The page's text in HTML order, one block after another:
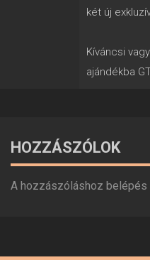
két új
Kíváncsi
ajándékba
HOZZÁSZÓLOK
A hozzászóláshoz belépés